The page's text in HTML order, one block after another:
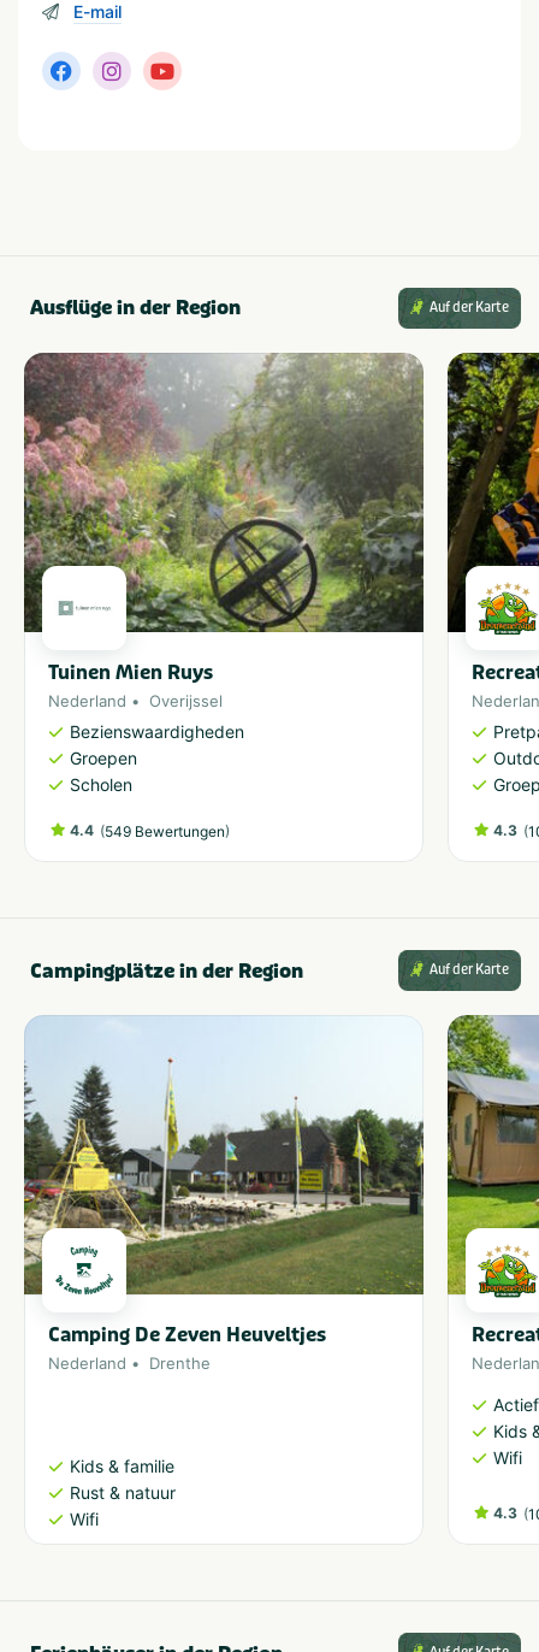
E-mail
Ausflüge in der Region Auf der Karte
Tuinen Mien Ruys
Nederland Overijssel
Bezienswaardigheden
Groepen
Scholen
4.4 (549 Bewertungen) 4.3 (
Campingplätze in der Region Auf der Karte
Camping De Zeven Heuveltjes
Nederland Drenthe
Kids & familie
Rust & natuur
Wifi
Kids
Wifi
4.3 (